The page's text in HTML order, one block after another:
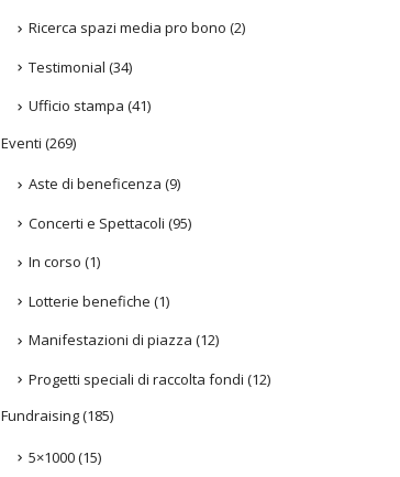
Ricerca spazi media pro bono (2)
Testimonial (34)
Ufficio stampa (41)
Eventi (269)
Aste di beneficenza (9)
Concerti e Spettacoli (95)
In corso (1)
Lotterie benefiche (1)
Manifestazioni di piazza (12)
Progetti speciali di raccolta fondi (12)
Fundraising(185)
5×1000(15)